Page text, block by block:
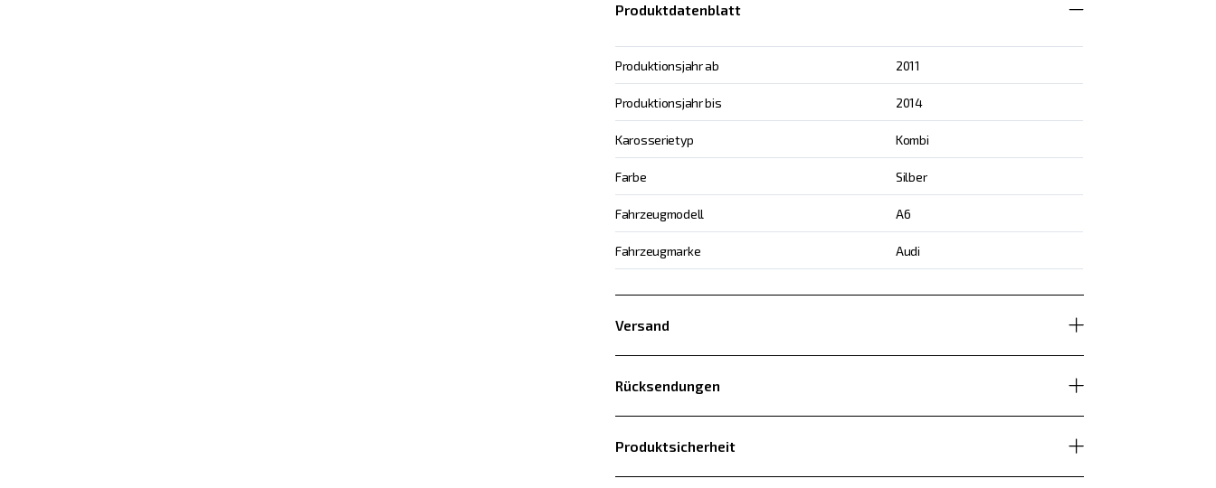
Produktdatenblatt
Produktionsjahr ab 2011
Produktionsjahr bis 2014
Karosserietyp Kombi
Farbe Silber
Fahrzeugmodell A6
Fahrzeugmarke Audi
Versand
Rücksendungen
Produktsicherheit